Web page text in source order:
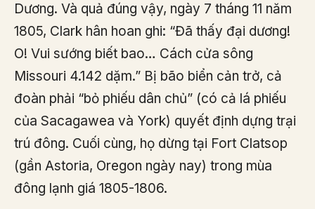
Dương. Và quả đúng vậy, ngày 7 tháng 11 năm
1805, Clark hân hoan ghi: “Đã thấy đại dương!
O! Vui sướng biết bao… Cách cửa sông
Missouri 4.142 dặm.” Bị bão biển cản trở, cả
đoàn phải “bỏ phiếu dân chủ” (có cả lá phiếu
của Sacagawea và York) quyết định dựng trại
trú đông. Cuối cùng, họ dừng tại Fort Clatsop
(gần Astoria, Oregon ngày nay) trong mùa
đông lạnh giá 1805-1806.